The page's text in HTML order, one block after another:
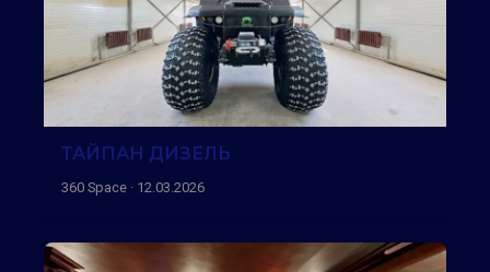
ТАЙПАН ДИЗЕЛЬ
360 Space · 12.03.2026